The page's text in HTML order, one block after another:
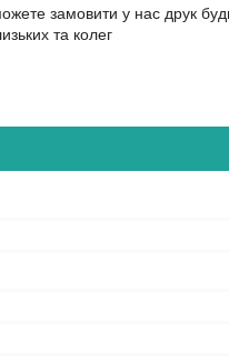
замовити у нас друк
та колег